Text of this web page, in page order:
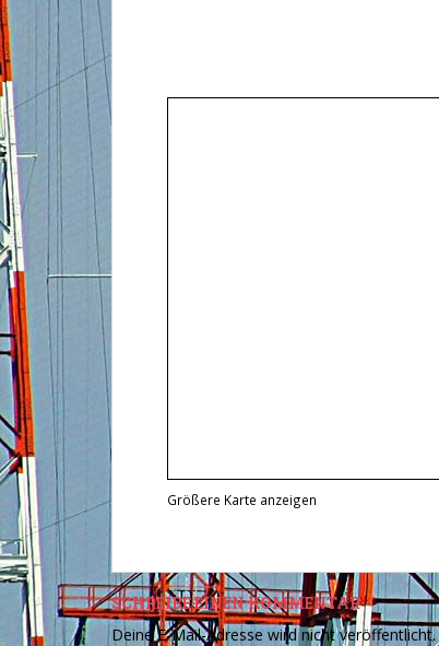
Größere Karte anzeigen
SCHREIBE EINEN KOMMENTAR
Deine E-Mail-Adresse wird nicht veröffentlicht.